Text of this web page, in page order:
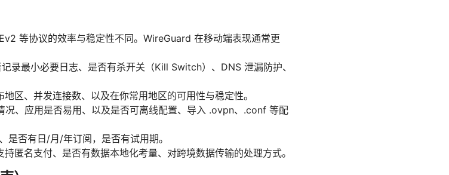
等协议的效率与稳定性不同。WireGuard 在移动端表现通常更
录最小必要日志、是否有杀开关（Kill Switch）、DNS 泄漏防护、
区、并发连接数、以及在你常用地区的可用性与稳定性。
、应用是否易用、以及是否可离线配置、导入 .ovpn、.conf 等配
是否有日/月/年订阅，是否有试用期。
匿名支付、是否有数据本地化考量、对跨境数据传输的处理方式。